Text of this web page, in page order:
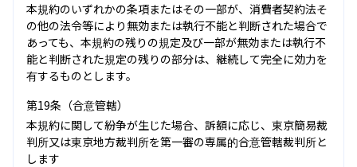
本規約のいずれかの条項またはその一部が、消費者契約法そ
の他の法令等により無効または執行不能と判断された場合で
あっても、本規約の残りの規定及び一部が無効または執行不
能と判断された規定の残りの部分は、継続して完全に効力を
有するものとします。
第19条（合意管轄）
本規約に関して紛争が生じた場合、訴額に応じ、東京簡易裁
判所又は東京地方裁判所を第一審の専属的合意管轄裁判所と
します